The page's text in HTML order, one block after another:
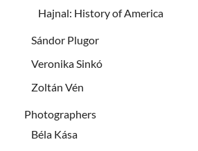
Hajnal: History of America
Sándor Plugor
Veronika Sinkó
Zoltán Vén
Photographers
Béla Kása